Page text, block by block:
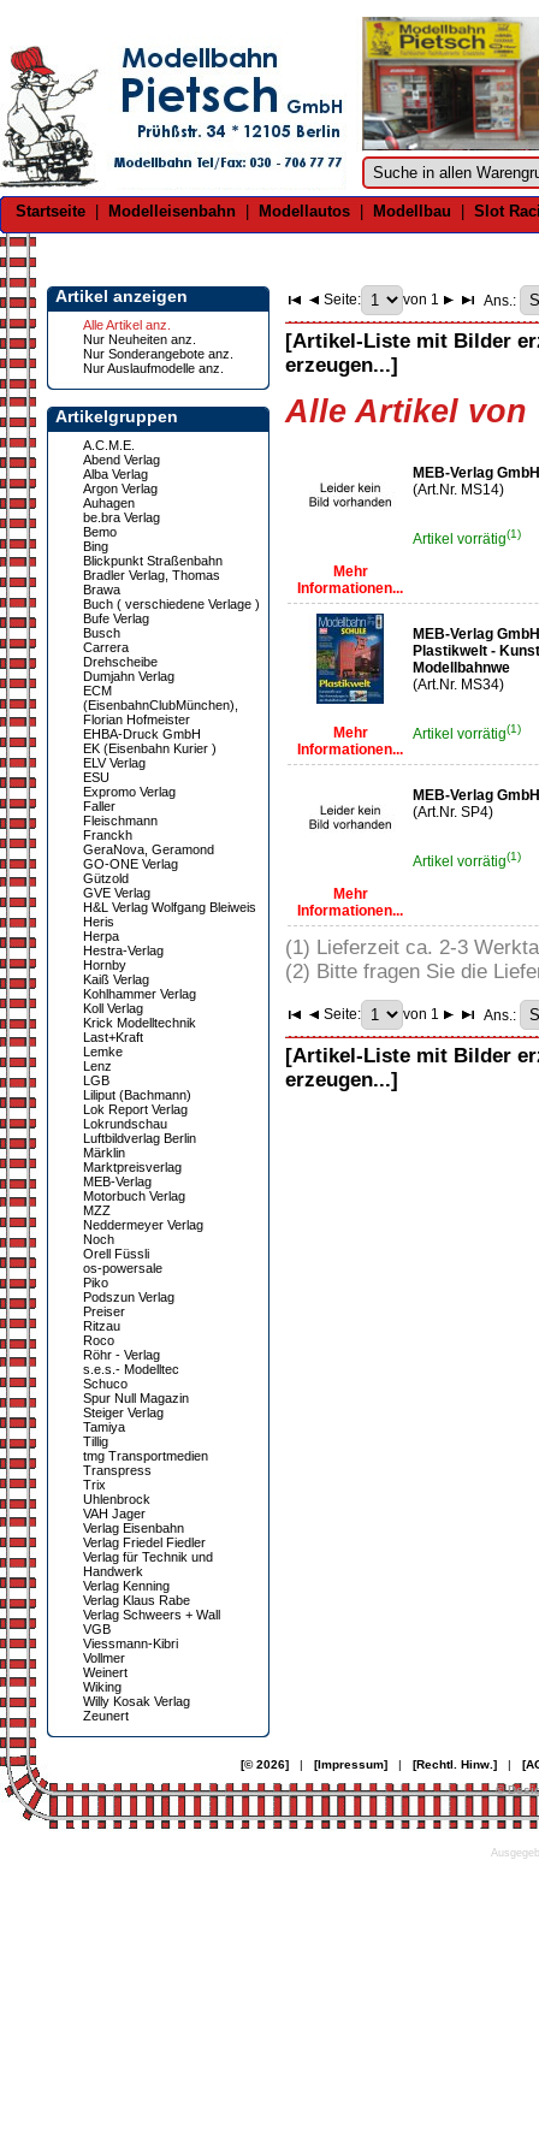
Startseite Modelleisenbahn Modellautos Modellbau Slot
Artikel anzeigen
Alle Artikel anz.
Nur Neuheiten anz.
Nur Sonderangebote anz.
Nur Auslaufmodelle anz.
Artikelgruppen
A.C.M.E.
Abend Verlag
Alba Verlag
Argon Verlag
Auhagen
be.bra Verlag
Bemo
Bing
Blickpunkt Straßenbahn
Bradler Verlag, Thomas
Brawa
Buch ( verschiedene Verlage )
Bufe Verlag
Busch
Carrera
Drehscheibe
Dumjahn Verlag
ECM
(EisenbahnClubMünchen),
Florian Hofmeister
EHBA-Druck GmbH
EK (Eisenbahn Kurier )
ELV Verlag
ESU
Expromo Verlag
Faller
Fleischmann
Franckh
GeraNova, Geramond
GO-ONE Verlag
Gützold
GVE Verlag
H&L Verlag Wolfgang Bleiweis
Heris
Herpa
Hestra-Verlag
Hornby
Kaiß Verlag
Kohlhammer Verlag
Koll Verlag
Krick Modelltechnik
Last+Kraft
Lemke
Lenz
LGB
Liliput (Bachmann)
Lok Report Verlag
Lokrundschau
Luftbildverlag Berlin
Märklin
Marktpreisverlag
MEB-Verlag
Motorbuch Verlag
MZZ
Neddermeyer Verlag
Noch
Orell Füssli
os-powersale
Piko
Podszun Verlag
Preiser
Ritzau
Roco
Röhr - Verlag
s.e.s.- Modelltec
Schuco
Spur Null Magazin
Steiger Verlag
Tamiya
Tillig
tmg Transportmedien
Transpress
Trix
Uhlenbrock
VAH Jager
Verlag Eisenbahn
Verlag Friedel Fiedler
Verlag für Technik und
Handwerk
Verlag Kenning
Verlag Klaus Rabe
Verlag Schweers + Wall
VGB
Viessmann-Kibri
Vollmer
Weinert
Wiking
Willy Kosak Verlag
Zeunert
Seite: von 1 Ans.:
[Artikel-Liste mit Bilder
erzeugen...]
Alle Artikel von
Mehr
Informationen...
MEB-Verlag
(Art.Nr. MS14)
Artikel vorrätig(1)
Mehr
Informationen...
MEB-Verlag
Plastikwelt -
Modellbahnwe
(Art.Nr. MS34)
Artikel vorrätig(1)
Mehr
Informationen...
MEB-Verlag
(Art.Nr. SP4)
Artikel vorrätig(1)
(1) Lieferzeit ca. 2-3
(2) Bitte fragen Sie die
Seite: von 1 Ans.:
[Artikel-Liste mit Bilder
erzeugen...]
[© 2026]| [Impressum]| [Rechtl. Hinw.]|
©